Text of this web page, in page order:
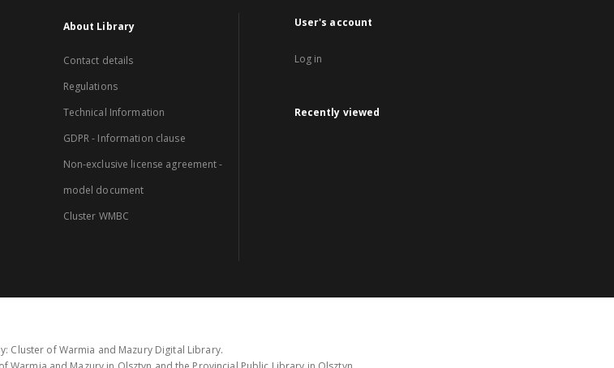
About Library
Contact details
Regulations
Technical Information
GDPR - Information clause
Non-exclusive license agreement -
model document
Cluster WMBC
User's account
Log in
Recently viewed
Cluster of Warmia and Mazury Digital Library.